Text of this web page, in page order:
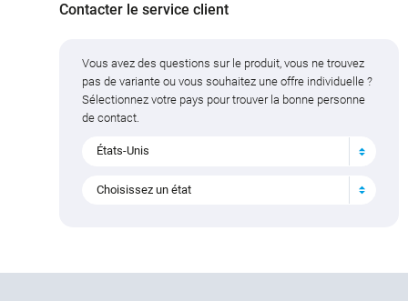
Contacter le service client
Vous avez des questions sur le produit, vous ne trouvez
pas de variante ou vous souhaitez une offre individuelle ?
Sélectionnez votre pays pour trouver la bonne personne
de contact.
États-Unis
Choisissez un état